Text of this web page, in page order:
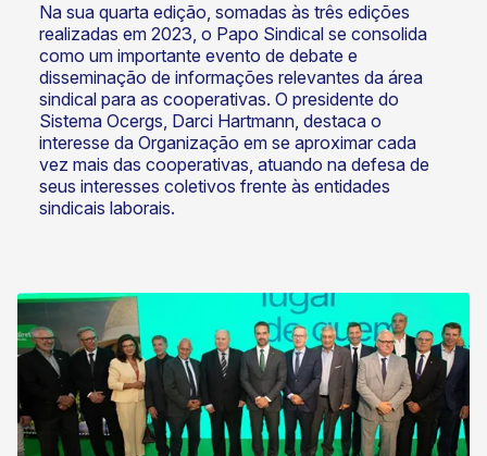
Na sua quarta edição, somadas às três edições
realizadas em 2023, o Papo Sindical se consolida
como um importante evento de debate e
disseminação de informações relevantes da área
sindical para as cooperativas. O presidente do
Sistema Ocergs, Darci Hartmann, destaca o
interesse da Organização em se aproximar cada
vez mais das cooperativas, atuando na defesa de
seus interesses coletivos frente às entidades
sindicais laborais.